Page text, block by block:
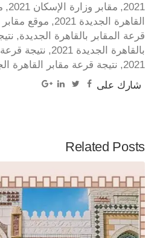
2021 مقابر وزارة الإسكان 2021
القاهرة الجديدة 2021
موقع مقابر
قرعة المقابر بالقاهرة الجديدة
بالقاهرة الجديدة 2021
نتيجة
2021 نتيجة قرعة مقابر القاهرة
شارك على
Related Posts